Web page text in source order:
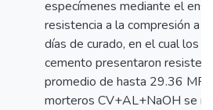
especímenes mediante el
resistencia a la compresión a
días de curado, en el cual los
cemento presentaron
promedio de hasta 29.36
morteros CV+AL+NaOH se